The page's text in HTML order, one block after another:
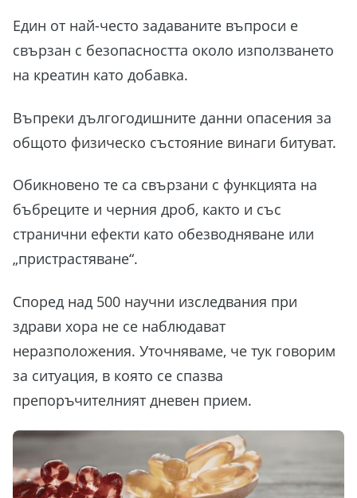
Един от най-често задаваните въпроси е
свързан с безопасността около използването
на креатин като добавка.
Въпреки дългогодишните данни опасения за
общото физическо състояние винаги битуват.
Обикновено те са свързани с функцията на
бъбреците и черния дроб, както и със
странични ефекти като обезводняване или
„пристрастяване“.
Според над 500 научни изследвания при
здрави хора не се наблюдават
неразположения. Уточняваме, че тук говорим
за ситуация, в която се спазва
препоръчителният дневен прием.